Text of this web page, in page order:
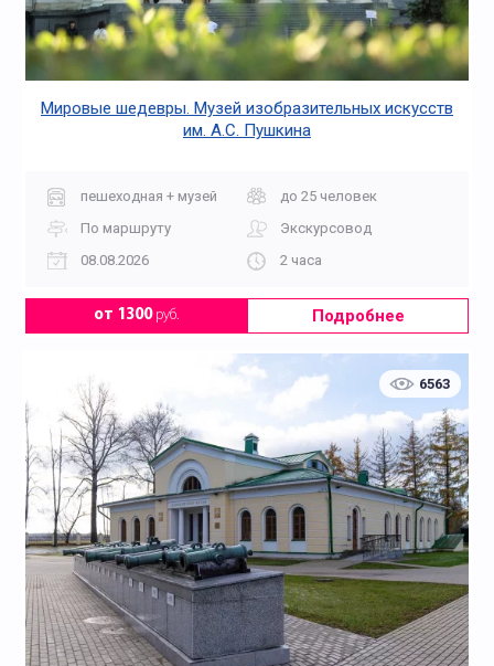
Мировые шедевры. Музей изобразительных искусств
им. А.С. Пушкина
пешеходная + музей
до 25 человек
По маршруту
Экскурсовод
08.08.2026
2 часа
от 1300руб. Подробнее
6563